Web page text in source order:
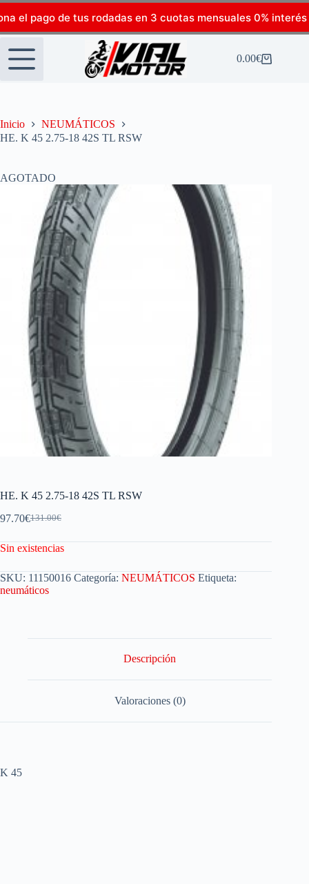
el pago de tus rodadas en 3 cuotas mensuales 0% interés
0.00€
Inicio
NEUMÁTICOS
HE. K 45 2.75-18 42S TL RSW
AGOTADO
HE. K 45 2.75-18 42S TL RSW
131.00€
97.70€
Sin existencias
SKU: 11150016 Categoría: NEUMÁTICOS Etiqueta:
neumáticos
Descripción
Valoraciones (0)
K 45